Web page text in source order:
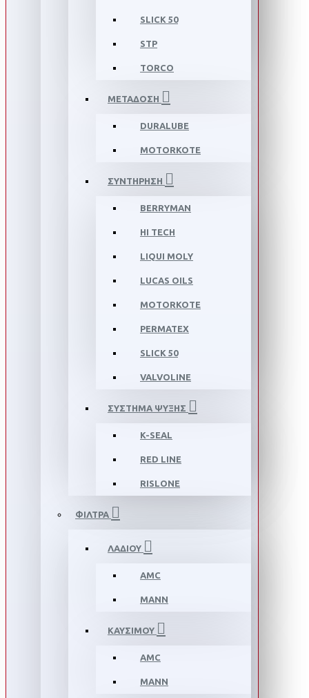
SLICK 50
STP
TORCO
ΜΕΤΑΔΟΣΗ
DURALUBE
MOTORKOTE
ΣΥΝΤΗΡΗΣΗ
BERRYMAN
HI TECH
LIQUI MOLY
LUCAS OILS
MOTORKOTE
PERMATEX
SLICK 50
VALVOLINE
ΣΥΣΤΗΜΑ ΨΥΞΗΣ
K-SEAL
RED LINE
RISLONE
ΦΙΛΤΡΑ
ΛΑΔΙΟΥ
AMC
MANN
ΚΑΥΣΙΜΟΥ
AMC
MANN